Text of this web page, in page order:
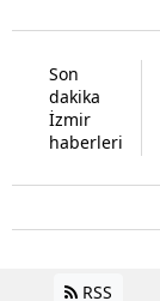
Son
dakika
İzmir
haberleri
RSS